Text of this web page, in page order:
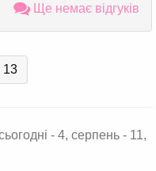
Ще немає відгуків
13
- 4, серпень - 11,